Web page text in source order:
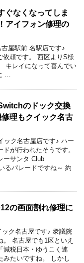
なくなってしま
アイフォン修理の
屋駅前 名駅店です♪
依頼です。 西区よりS様
キレイになって喜んでい
…
のドック交換
理もクイック名古
ック名古屋店です♪ ハー
が行われたそうです。
ーサンタ Club
るパレードですね～ 約
の画面割れ修理に
ク名古屋です♪ 衆議院
名古屋でも1区といえ
減税日本・ゆうこく連
みたいですね。 しかし